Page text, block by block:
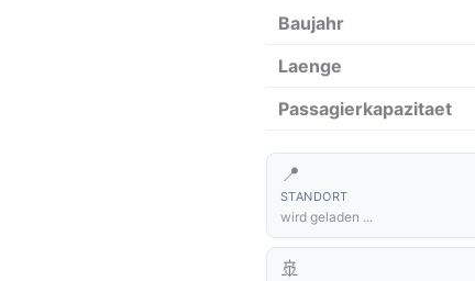
Baujahr
Laenge
Passagierkapazitaet
📍
STANDORT
wird geladen ...
🚢